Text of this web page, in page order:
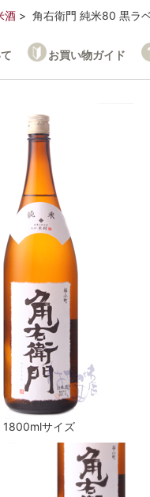
酒 角右衛門 純米80 黒ラ
お買い物ガイド
1800mlサイズ